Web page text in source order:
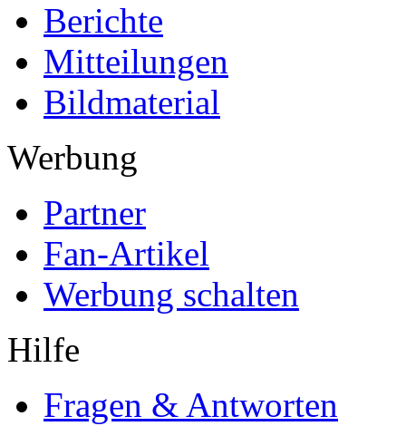
Berichte
Mitteilungen
Bildmaterial
Werbung
Partner
Fan-Artikel
Werbung schalten
Hilfe
Fragen & Antworten